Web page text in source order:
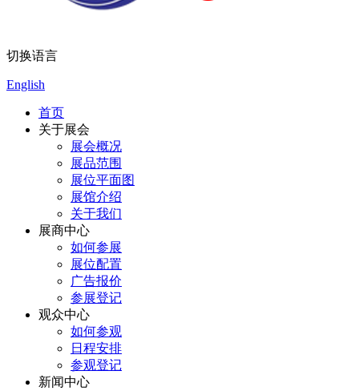
切换语言
English
首页
关于展会
展会概况
展品范围
展位平面图
展馆介绍
关于我们
展商中心
如何参展
展位配置
广告报价
参展登记
观众中心
如何参观
日程安排
参观登记
新闻中心